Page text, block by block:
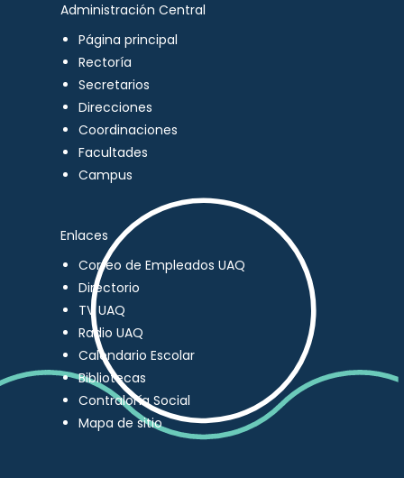
Administración Central
Página principal
Rectoría
Secretarios
Direcciones
Coordinaciones
Facultades
Campus
Enlaces
Correo de Empleados UAQ
Directorio
TV UAQ
Radio UAQ
Calendario Escolar
Bibliotecas
Contraloría Social
Mapa de sitio